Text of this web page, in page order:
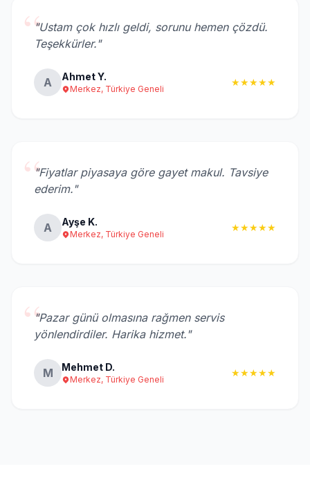
“"Ustam çok hızlı geldi, sorunu hemen çözdü.
Teşekkürler."
A Ahmet Y.
Merkez, Türkiye Geneli
★★★★★
“"Fiyatlar piyasaya göre gayet makul. Tavsiye
ederim."
A Ayşe K.
Merkez, Türkiye Geneli
★★★★★
“"Pazar günü olmasına rağmen servis
yönlendirdiler. Harika hizmet."
M Mehmet D.
Merkez, Türkiye Geneli
★★★★★